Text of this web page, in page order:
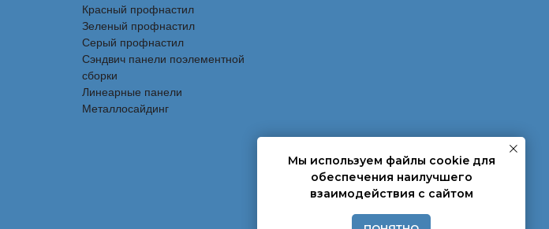
Красный профнастил
Зеленый профнастил
Серый профнастил
Сэндвич панели поэлементной
сборки
Линеарные панели
Металлосайдинг
Мы используем файлы cookie для
обеспечения наилучшего
взаимодействия с сайтом